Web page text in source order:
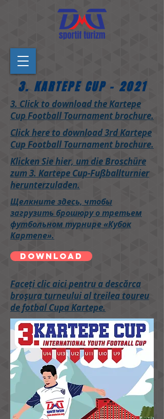
3. KARTEPE CUP - 2021
​3. Click to download the Kartepe
Cup Football Tournament brochure.
Click here to download 3rd Kartepe
Cup Football Tournament brochure.
​Klicken Sie hier, um die Broschüre
zum 3. Kartepe Cup-Fußballturnier
herunterzuladen.
Щелкните здесь, чтобы
загрузить брошюру о третьем
футбольном турнире «Кубок
Картепе».
DOWNLOAD
Faceți clic aici pentru a descărca
broşura turneului al treilea toureu
de fotbal Cupa Kartepe.